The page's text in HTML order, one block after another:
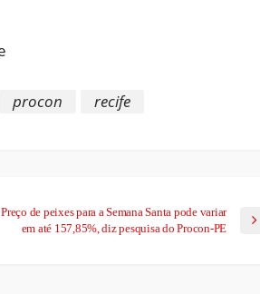
procon recife
Preço de peixes para a Semana Santa pode variar
em até 157,85%, diz pesquisa do Procon-PE